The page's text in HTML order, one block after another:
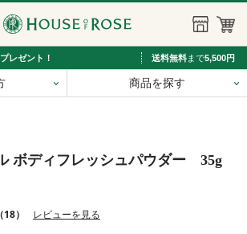
レゼント！ 送料無料まで5,500円
商品を探す
ボディフレッシュパウダー 35g
18） レビューを見る